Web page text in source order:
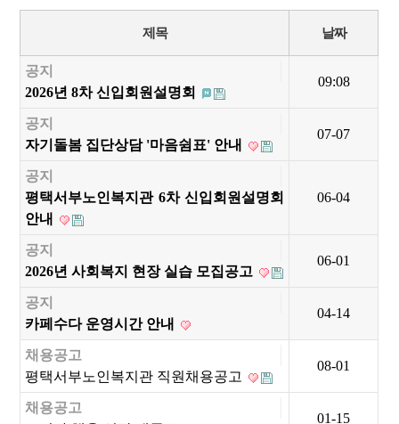
제목 날짜
공지
2026년 8차 신입회원설명회
09:08
공지
자기돌봄 집단상담 '마음쉼표' 안내
07-07
공지
평택서부노인복지관 6차 신입회원설명회
안내
06-04
공지
2026년 사회복지 현장 실습 모집공고
06-01
공지
카페수다 운영시간 안내
04-14
채용공고
평택서부노인복지관 직원채용공고
08-01
채용공고
01-15